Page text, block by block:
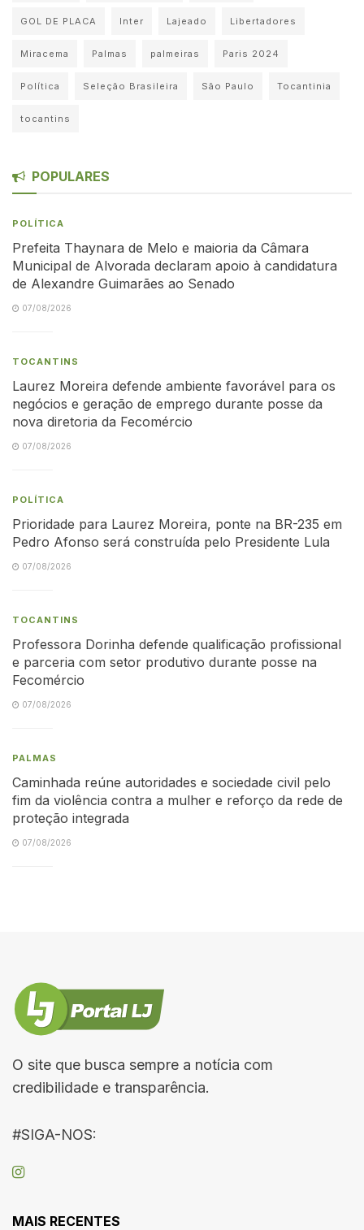
GOL DE PLACA Inter Lajeado Libertadores
Miracema Palmas palmeiras Paris 2024
Política Seleção Brasileira São Paulo Tocantinia
tocantins
POPULARES
POLÍTICA
Prefeita Thaynara de Melo e maioria da Câmara
Municipal de Alvorada declaram apoio à candidatura
de Alexandre Guimarães ao Senado
07/08/2026
TOCANTINS
Laurez Moreira defende ambiente favorável para os
negócios e geração de emprego durante posse da
nova diretoria da Fecomércio
07/08/2026
POLÍTICA
Prioridade para Laurez Moreira, ponte na BR-235 em
Pedro Afonso será construída pelo Presidente Lula
07/08/2026
TOCANTINS
Professora Dorinha defende qualificação profissional
e parceria com setor produtivo durante posse na
Fecomércio
07/08/2026
PALMAS
Caminhada reúne autoridades e sociedade civil pelo
fim da violência contra a mulher e reforço da rede de
proteção integrada
07/08/2026
O site que busca sempre a notícia com
credibilidade e transparência.
#SIGA-NOS:
MAIS RECENTES